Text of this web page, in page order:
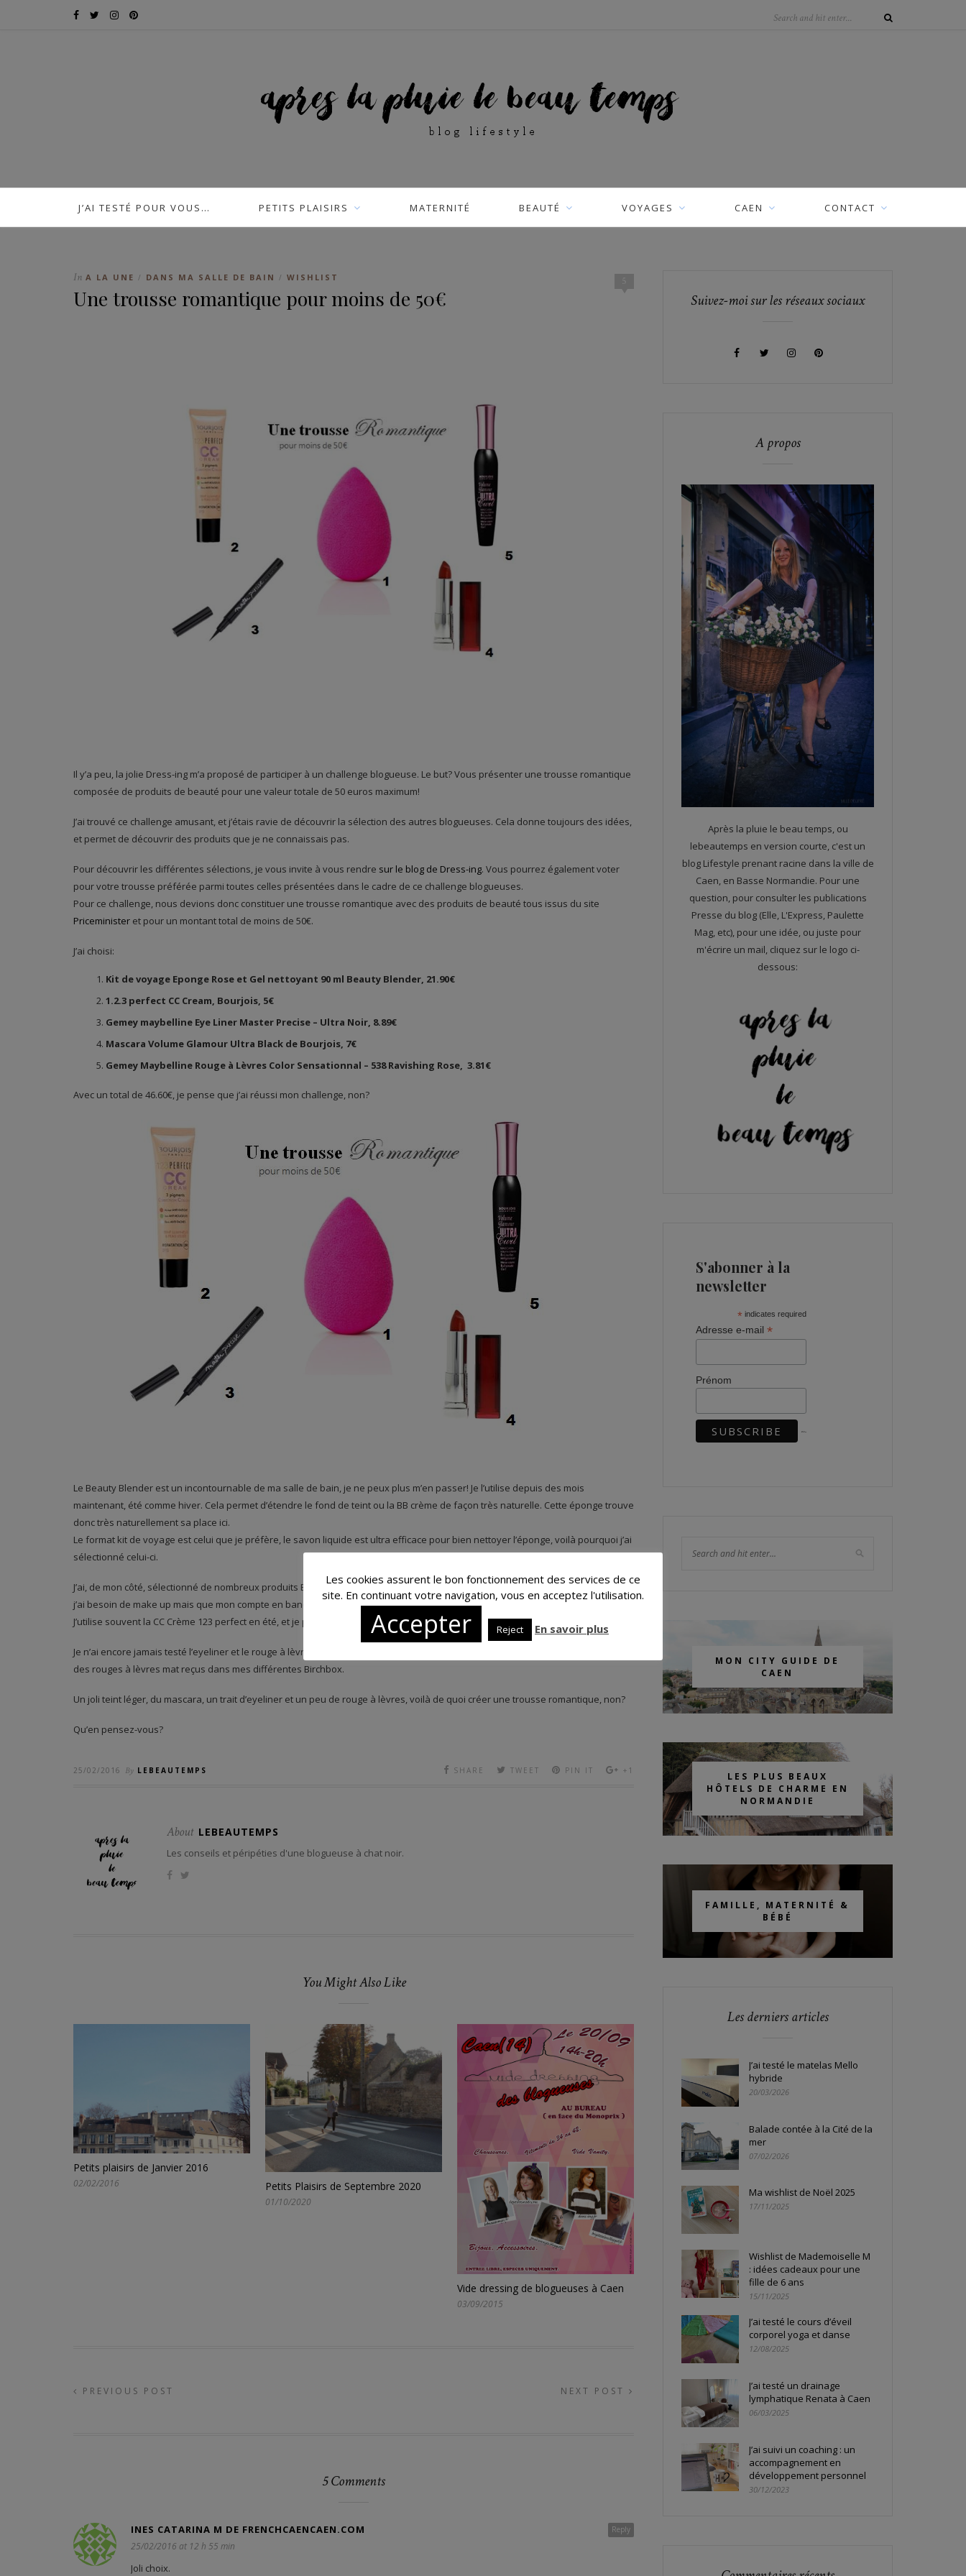
J’AI TESTÉ POUR VOUS… PETITS PLAISIRS MATERNITÉ BEAUTÉ VOYAGES CAEN CONTACT
In A LA UNE / DANS MA SALLE DE BAIN / WISHLIST
Une trousse romantique pour moins de 50€
Il y’a peu, la jolie Dress-ing m’a proposé de participer à un challenge blogueuse. Le but? Vous présenter une trousse romantique
composée de produits de beauté pour une valeur totale de 50 euros maximum!
J’ai trouvé ce challenge amusant, et j’étais ravie de découvrir la sélection des autres blogueuses. Cela donne toujours des idées,
et permet de découvrir des produits que je ne connaissais pas.
Pour découvrir les différentes sélections, je vous invite à vous rendre sur le blog de Dress-ing. Vous pourrez également voter
pour votre trousse préférée parmi toutes celles présentées dans le cadre de ce challenge blogueuses.
Pour ce challenge, nous devions donc constituer une trousse romantique avec des produits de beauté tous issus du site
Priceminister et pour un montant total de moins de 50€.
J’ai choisi:
Kit de voyage Eponge Rose et Gel nettoyant 90 ml Beauty Blender, 21.90€
1.2.3 perfect CC Cream, Bourjois, 5€
Gemey maybelline Eye Liner Master Precise – Ultra Noir, 8.89€
Mascara Volume Glamour Ultra Black de Bourjois, 7€
Gemey Maybelline Rouge à Lèvres Color Sensationnal – 538 Ravishing Rose, 3.81€
Avec un total de 46.60€, je pense que j’ai réussi mon challenge, non?
Le Beauty Blender est un incontournable de ma salle de bain, je ne peux plus m’en passer! Je l’utilise depuis des mois
maintenant, été comme hiver. Cela permet d’étendre le fond de teint ou la BB crème de façon très naturelle. Cette éponge trouve
donc très naturellement sa place ici.
Le format kit de voyage est celui que je préfère, le savon liquide est ultra efficace pour bien nettoyer l’éponge, voilà pourquoi j’ai
sélectionné celui-ci.
J’ai, de mon côté, sélectionné de nombreux produits Bourjois, car c’est vers cette marque que je me dirige le plus souvent, quand
j’ai besoin de make up mais que mon compte en banque fait la tête.
J’utilise souvent la CC Crème 123 perfect en été, et je porte en ce moment même le mascara Volume Glamour Ultra Black!
Je n’ai encore jamais testé l’eyeliner et le rouge à lèvre Gemey que j’ai selectionné ici. Pour le moment, j’utilise un eyeliner Kiko et
des rouges à lèvres mat reçus dans mes différentes Birchbox.
Un joli teint léger, du mascara, un trait d’eyeliner et un peu de rouge à lèvres, voilà de quoi créer une trousse romantique, non?
Qu’en pensez-vous?
25/02/2016 By LEBEAUTEMPS SHARE TWEET PIN IT +1
About LEBEAUTEMPS
Les conseils et péripéties d'une blogueuse à chat noir.
You Might Also Like
Petits plaisirs de Janvier 2016
02/02/2016 Petits Plaisirs de Septembre 2020
01/10/2020
Vide dressing de blogueuses à Caen
03/09/2015
PREVIOUS POST NEXT POST
5 Comments
Reply
INES CATARINA M DE FRENCHCAENCAEN.COM
25/02/2016 at 12 h 55 min
Joli choix.
Suivez-moi sur les réseaux sociaux
A propos
Après la pluie le beau temps, ou
lebeautemps en version courte, c'est un
blog Lifestyle prenant racine dans la ville de
Caen, en Basse Normandie. Pour une
question, pour consulter les publications
Presse du blog (Elle, L'Express, Paulette
Mag, etc), pour une idée, ou juste pour
m'écrire un mail, cliquez sur le logo ci-
dessous:
S'abonner à la
newsletter
* indicates required
Adresse e-mail *
Prénom
MON CITY GUIDE DE
CAEN
LES PLUS BEAUX
HÔTELS DE CHARME EN
NORMANDIE
FAMILLE, MATERNITÉ &
BÉBÉ
Les derniers articles
J’ai testé le matelas Mello
hybride
20/03/2026
Balade contée à la Cité de la
mer
07/02/2026
Ma wishlist de Noël 2025
17/11/2025
Wishlist de Mademoiselle M
: idées cadeaux pour une
fille de 6 ans
15/11/2025
J’ai testé le cours d’éveil
corporel yoga et danse
12/08/2025
J’ai testé un drainage
lymphatique Renata à Caen
06/03/2025
J’ai suivi un coaching : un
accompagnement en
développement personnel
30/12/2023
Les cookies assurent le bon fonctionnement des services de ce
site. En continuant votre navigation, vous en acceptez l'utilisation.
Accepter Reject En savoir plus